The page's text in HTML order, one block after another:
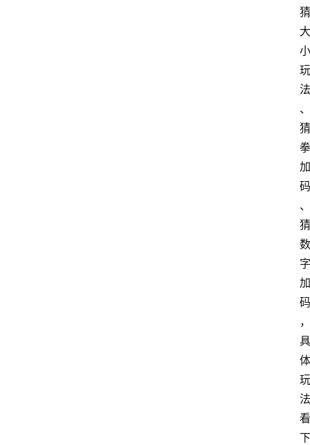
猜
大
小
玩
法
、
猜
拳
加
码
、
猜
数
字
加
码
，
具
体
玩
法
看
下